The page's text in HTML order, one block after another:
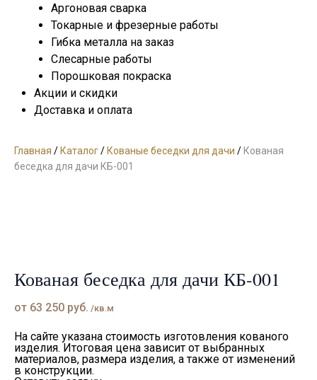
Аргоновая сварка
Токарные и фрезерные работы
Гибка металла на заказ
Слесарные работы
Порошковая покраска
Акции и скидки
Доставка и оплата
Главная /Каталог/Кованые беседки для дачи /Кованая
беседка для дачи КБ-001
Кованая беседка для дачи КБ-001
от 63 250 руб. /кв.м
На сайте указана стоимость изготовления кованого
изделия. Итоговая цена зависит от выбранных
материалов, размера изделия, а также от изменений
в конструкции.